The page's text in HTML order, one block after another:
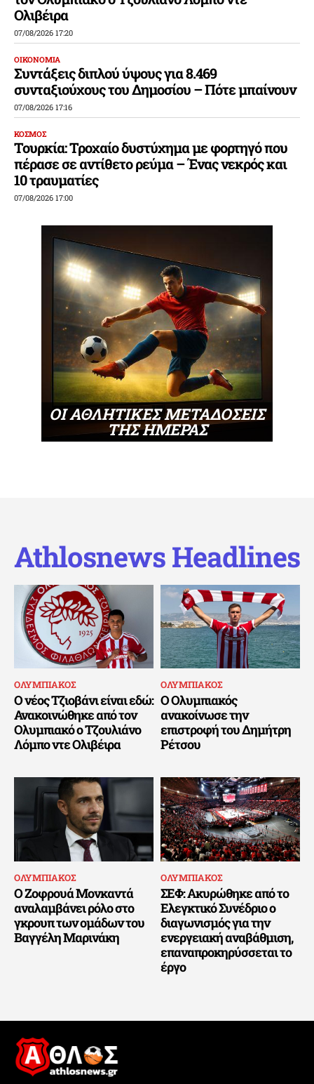
Ολιβέιρα
07/08/2026 17:20
ΟΙΚΟΝΟΜΙΑ
Συντάξεις διπλού ύψους για 8.469
συνταξιούχους του Δημοσίου – Πότε μπαίνουν
07/08/2026 17:16
ΚΟΣΜΟΣ
Τουρκία: Τροχαίο δυστύχημα με φορτηγό που
πέρασε σε αντίθετο ρεύμα – Ένας νεκρός και
10 τραυματίες
07/08/2026 17:00
ΟΙ ΑΘΛΗΤΙΚΕΣ ΜΕΤΑΔΟΣΕΙΣ
ΤΗΣ ΗΜΕΡΑΣ
Athlosnews Headlines
ΟΛΥΜΠΙΑΚΟΣ
Ο νέος Τζιοβάνι είναι εδώ:
Ανακοινώθηκε από τον
Ολυμπιακό ο Τζουλιάνο
Λόμπο ντε Ολιβέιρα
ΟΛΥΜΠΙΑΚΟΣ
Ο Ολυμπιακός
ανακοίνωσε την
επιστροφή του Δημήτρη
Ρέτσου
ΟΛΥΜΠΙΑΚΟΣ
Ο Ζοφρουά Μονκαντά
αναλαμβάνει ρόλο στο
γκρουπ των ομάδων του
Βαγγέλη Μαρινάκη
ΟΛΥΜΠΙΑΚΟΣ
ΣΕΦ: Ακυρώθηκε από το
Ελεγκτικό Συνέδριο ο
διαγωνισμός για την
ενεργειακή αναβάθμιση,
επαναπροκηρύσσεται το
έργο